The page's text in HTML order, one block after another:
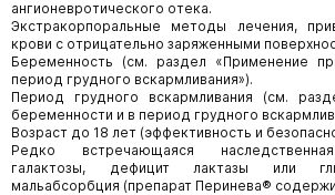
ангионевротического отека.
Экстракорпоральные методы лечения,
крови с отрицательно заряженными
Беременность (см. раздел «Применение
период грудного вскармливания»).
Период грудного вскармливания (см.
беременности и в период грудного
Возраст до 18 лет (эффективность и
Редко встречающаяся
галактозы, дефицит лактазы или
мальабсорбция (препарат Перинева®